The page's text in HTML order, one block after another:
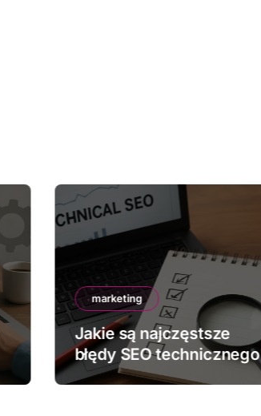
marketing
Jakie są najczęstsze
błędy SEO technicznego